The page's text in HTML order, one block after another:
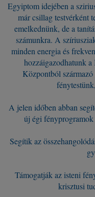
Egyiptom idejében a
már csillag testvérként
emelkednünk, de a
számunkra. A
minden energia és
hozzáigazodhatunk
Központból
A jelen időben abban
új égi
Segítik az
Támogatják az isteni
krisztusi